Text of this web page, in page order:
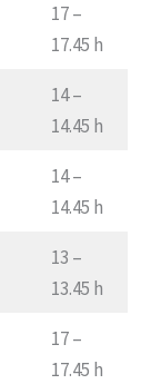
17 –
17.45 h
14 –
14.45 h
14 –
14.45 h
13 –
13.45 h
17 –
17.45 h